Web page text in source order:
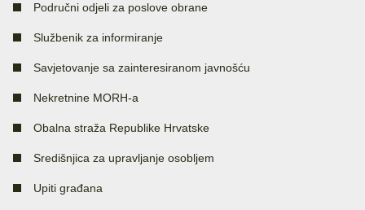
Područni odjeli za poslove obrane
Službenik za informiranje
Savjetovanje sa zainteresiranom javnošću
Nekretnine MORH-a
Obalna straža Republike Hrvatske
Središnjica za upravljanje osobljem
Upiti građana